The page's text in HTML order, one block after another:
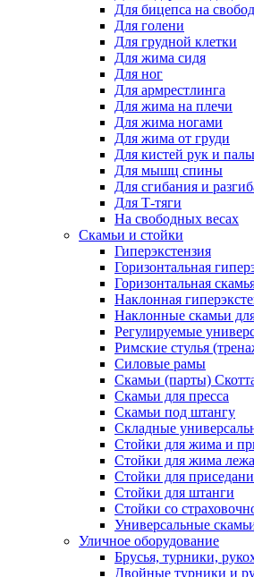
Для бицепса на
Для голени
Для грудной клетки
Для жима сидя
Для ног
Для армрестлинга
Для жима на плечи
Для жима ногами
Для жима от груди
Для кистей рук и
Для мышц спины
Для сгибания и
Для Т-тяги
На свободных весах
Скамьи и стойки
Гиперэкстензия
Горизонтальная
Горизонтальная
Наклонная
Наклонные скамьи
Регулируемые
Римские стулья
Силовые рамы
Скамьи (парты)
Скамьи для пресса
Скамьи под штангу
Складные
Стойки для жима и
Стойки для жима лежа
Стойки для
Стойки для штанги
Стойки со
Универсальные
Уличное оборудование
Брусья, турники,
Двойные турники и